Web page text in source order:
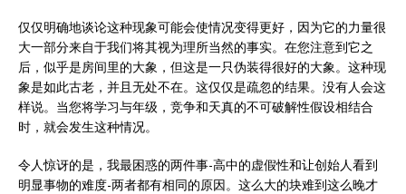
仅仅明确地谈论这种现象可能会使情况变得更好，因为它的力量很
大一部分来自于我们将其视为理所当然的事实。在您注意到它之
后，似乎是房间里的大象，但这是一只伪装得很好的大象。这种现
象是如此古老，并且无处不在。这仅仅是疏忽的结果。没有人会这
样说。当您将学习与年级，竞争和天真的不可破解性假设相结合
时，就会发生这种情况。
令人惊讶的是，我最困惑的两件事-高中的虚假性和让创始人看到
明显事物的难度-两者都有相同的原因。这么大的块难到这么晚才